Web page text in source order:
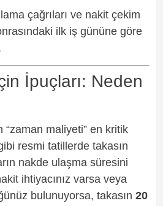
çağrıları ve nakit çekim
ilk iş gününe göre
İpuçları: Neden
“zaman maliyeti” en kritik
resmi tatillerde takasın
nakde ulaşma süresini
ihtiyacınız varsa veya
bulunuyorsa, takasın 20